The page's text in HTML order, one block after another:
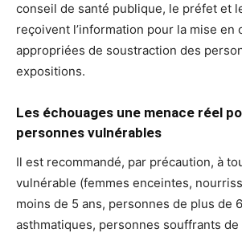
conseil de santé publique, le préfet et
reçoivent l’information pour la mise
appropriées de soustraction des
expositions.
Les échouages une menace réel
personnes vulnérables
Il est recommandé, par précaution, à
vulnérable (femmes enceintes,
moins de 5 ans, personnes de plus de
asthmatiques, personnes souffrants